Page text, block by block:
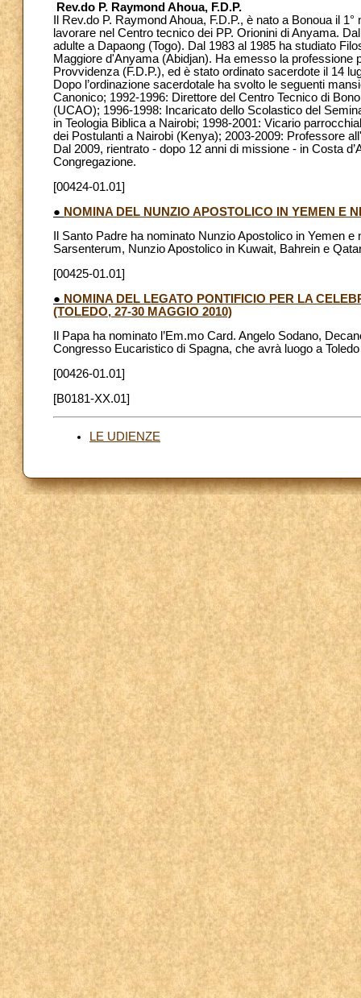
Rev.do P. Raymond Ahoua, F.D.P.
Il Rev.do P. Raymond Ahoua, F.D.P., è nato a Bonoua il
lavorare nel Centro tecnico dei PP. Orionini di Anyama.
adulte a Dapaong (Togo). Dal 1983 al 1985 ha studiato
Maggiore d'Anyama (Abidjan). Ha emesso la professione
Provvidenza (F.D.P.), ed è stato ordinato sacerdote il 14
Dopo l’ordinazione sacerdotale ha svolto le seguenti
Canonico; 1992-1996: Direttore del Centro Tecnico di
(UCAO); 1996-1998: Incaricato dello Scolastico del
in Teologia Biblica a Nairobi; 1998-2001: Vicario
dei Postulanti a Nairobi (Kenya); 2003-2009: Professore
Dal 2009, rientrato - dopo 12 anni di missione - in Costa
Congregazione.
[00424-01.01]
● NOMINA DEL NUNZIO APOSTOLICO IN YEMEN E
Il Santo Padre ha nominato Nunzio Apostolico in Yemen
Sarsenterum, Nunzio Apostolico in Kuwait, Bahrein e
[00425-01.01]
● NOMINA DEL LEGATO PONTIFICIO PER LA
(TOLEDO, 27-30 MAGGIO 2010)
Il Papa ha nominato l’Em.mo Card. Angelo Sodano,
Congresso Eucaristico di Spagna, che avrà luogo a
[00426-01.01]
[B0181-XX.01]
LE UDIENZE